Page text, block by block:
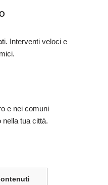
Interventi veloci e
e nei comuni
nella tua città.